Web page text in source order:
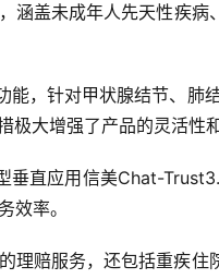
盖未成年人先天性疾
，针对甲状腺结节、
大增强了产品的灵活性和
直应用信美Chat-
效率。
理赔服务，还包括重疾